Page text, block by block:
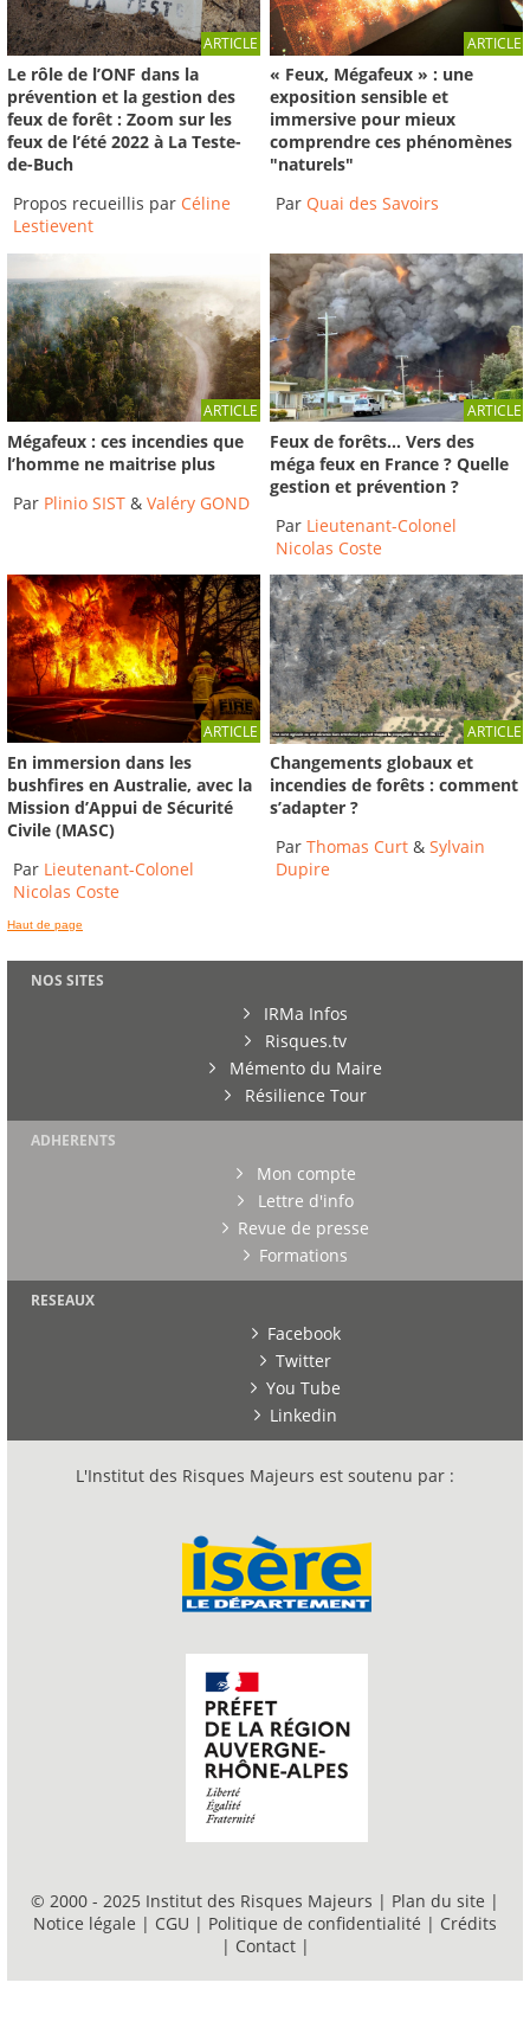
ARTICLE
Le rôle de l’ONF dans la
prévention et la gestion des
feux de forêt : Zoom sur les
feux de l’été 2022 à La Teste-
de-Buch
Propos recueillis par Céline
Lestievent
ARTICLE
« Feux, Mégafeux » : une
exposition sensible et
immersive pour mieux
comprendre ces phénomènes
"naturels"
Par Quai des Savoirs
ARTICLE
Mégafeux : ces incendies que
l’homme ne maitrise plus
Par Plinio SIST & Valéry GOND
ARTICLE
Feux de forêts… Vers des
méga feux en France ? Quelle
gestion et prévention ?
Par Lieutenant-Colonel
Nicolas Coste
ARTICLE
En immersion dans les
bushfires en Australie, avec la
Mission d’Appui de Sécurité
Civile (MASC)
Par Lieutenant-Colonel
Nicolas Coste
ARTICLE
Changements globaux et
incendies de forêts : comment
s’adapter ?
ParThomas Curt &Sylvain
Dupire
Haut de page
NOS SITES
IRMa Infos
Risques.tv
Mémento du Maire
Résilience Tour
ADHERENTS
Mon compte
Lettre d'info
Revue de presse
Formations
RESEAUX
Facebook
Twitter
You Tube
Linkedin
L'Institut des Risques Majeurs est soutenu par :
© 2000 - 2025 Institut des Risques Majeurs | Plan du site |
Notice légale | CGU | Politique de confidentialité | Crédits
| Contact |